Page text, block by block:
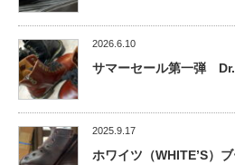
2026.6.10
サマーセール第一弾
2025.9.17
ホワイツ（WHITE’S）